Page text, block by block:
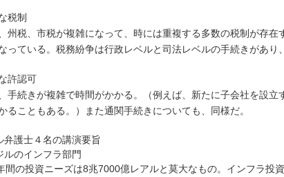
税制
州税、市税が複雑になって、時には重複する多数の税制が存在
っている。税務紛争は行政レベルと司法レベルの手続きがあり
許認可
手続きが複雑で時間がかかる。（例えば、新たに子会社を設立
ることもある。）また通関手続きについても、同様だ。
弁護士４名の講演要旨
のインフラ部門
間の投資ニーズは8兆7000億レアルと莫大なもの。インフラ投